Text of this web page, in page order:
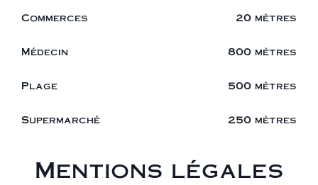
Commerces 20 mètres
Médecin 800 mètres
Plage 500 mètres
Supermarché 250 mètres
Mentions légales